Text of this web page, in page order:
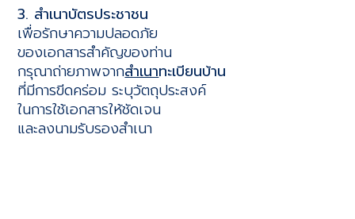
3. สำเนาบัตรประชาชน
เพื่อรักษาความปลอดภัย
ของเอกสารสำคัญของท่าน
กรุณาถ่ายภาพจากสำเนาทะเบียนบ้าน
ที่มีการขีดคร่อม ระบุวัตถุประสงค์
ในการใช้เอกสารให้ชัดเจน
และลงนามรับรองสำเนา